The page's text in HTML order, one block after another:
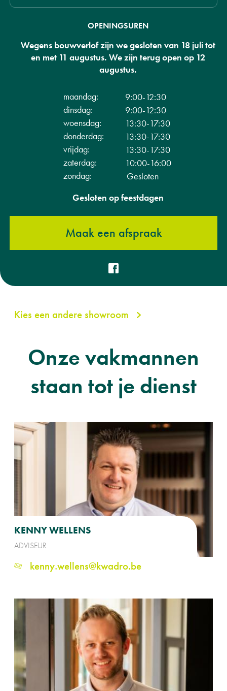
OPENINGSUREN
Wegens bouwverlof zijn we gesloten van 18 juli tot
en met 11 augustus. We zijn terug open op 12
augustus.
maandag:
9:00-12:30
dinsdag:
9:00-12:30
woensdag:
13:30-17:30
donderdag:
13:30-17:30
vrijdag:
13:30-17:30
zaterdag:
10:00-16:00
zondag:
Gesloten
Gesloten op feestdagen
Maak een afspraak
Kies een andere showroom
Onze vakmannen
staan tot je dienst
KENNY WELLENS
ADVISEUR
kenny.wellens@kwadro.be